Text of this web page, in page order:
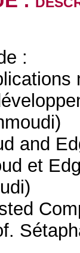
:
and
et